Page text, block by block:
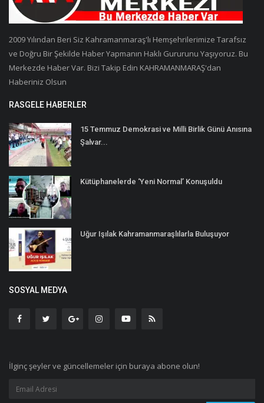
2009 Yılından Beri Siz Kahramanmaraş'lı Hemşehrilerimize Tarafsız
ve Doğru Bir Şekilde Haber Yapmanın Haklı Gururunu Yaşıyoruz. Bu
Merkezde Haber Var. Bizi Takip Edin KAHRAMANMARAŞ'dan
Haberiniz Olsun
RASGELE HABERLER
15 Temmuz Demokrasi ve Milli Birlik Günü Anısına
Şalvar...
Kütüphanelerde ‘Yeni Normal’ Konuşuldu
Uğur Işılak Kahramanmaraşlılarla Buluşuyor
SOSYAL MEDYA
İlginç şeyler ve güncellemeler için buraya abone olun!